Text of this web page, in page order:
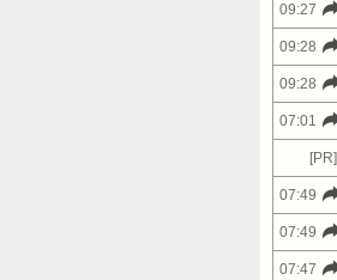
09:27
09:28
09:28
07:01
[PR]
07:49
07:49
07:47